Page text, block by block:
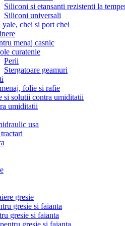
Siliconi si etansanti rezistenti la
Siliconi universali
chei si port chei
menaj casnic
curatenie
Perii
Stergatoare geamuri
folie si rafie
si solutii contra umiditatii
umiditatii
usa
gresie
gresie si faianta
gresie si faianta
gresie si faianta